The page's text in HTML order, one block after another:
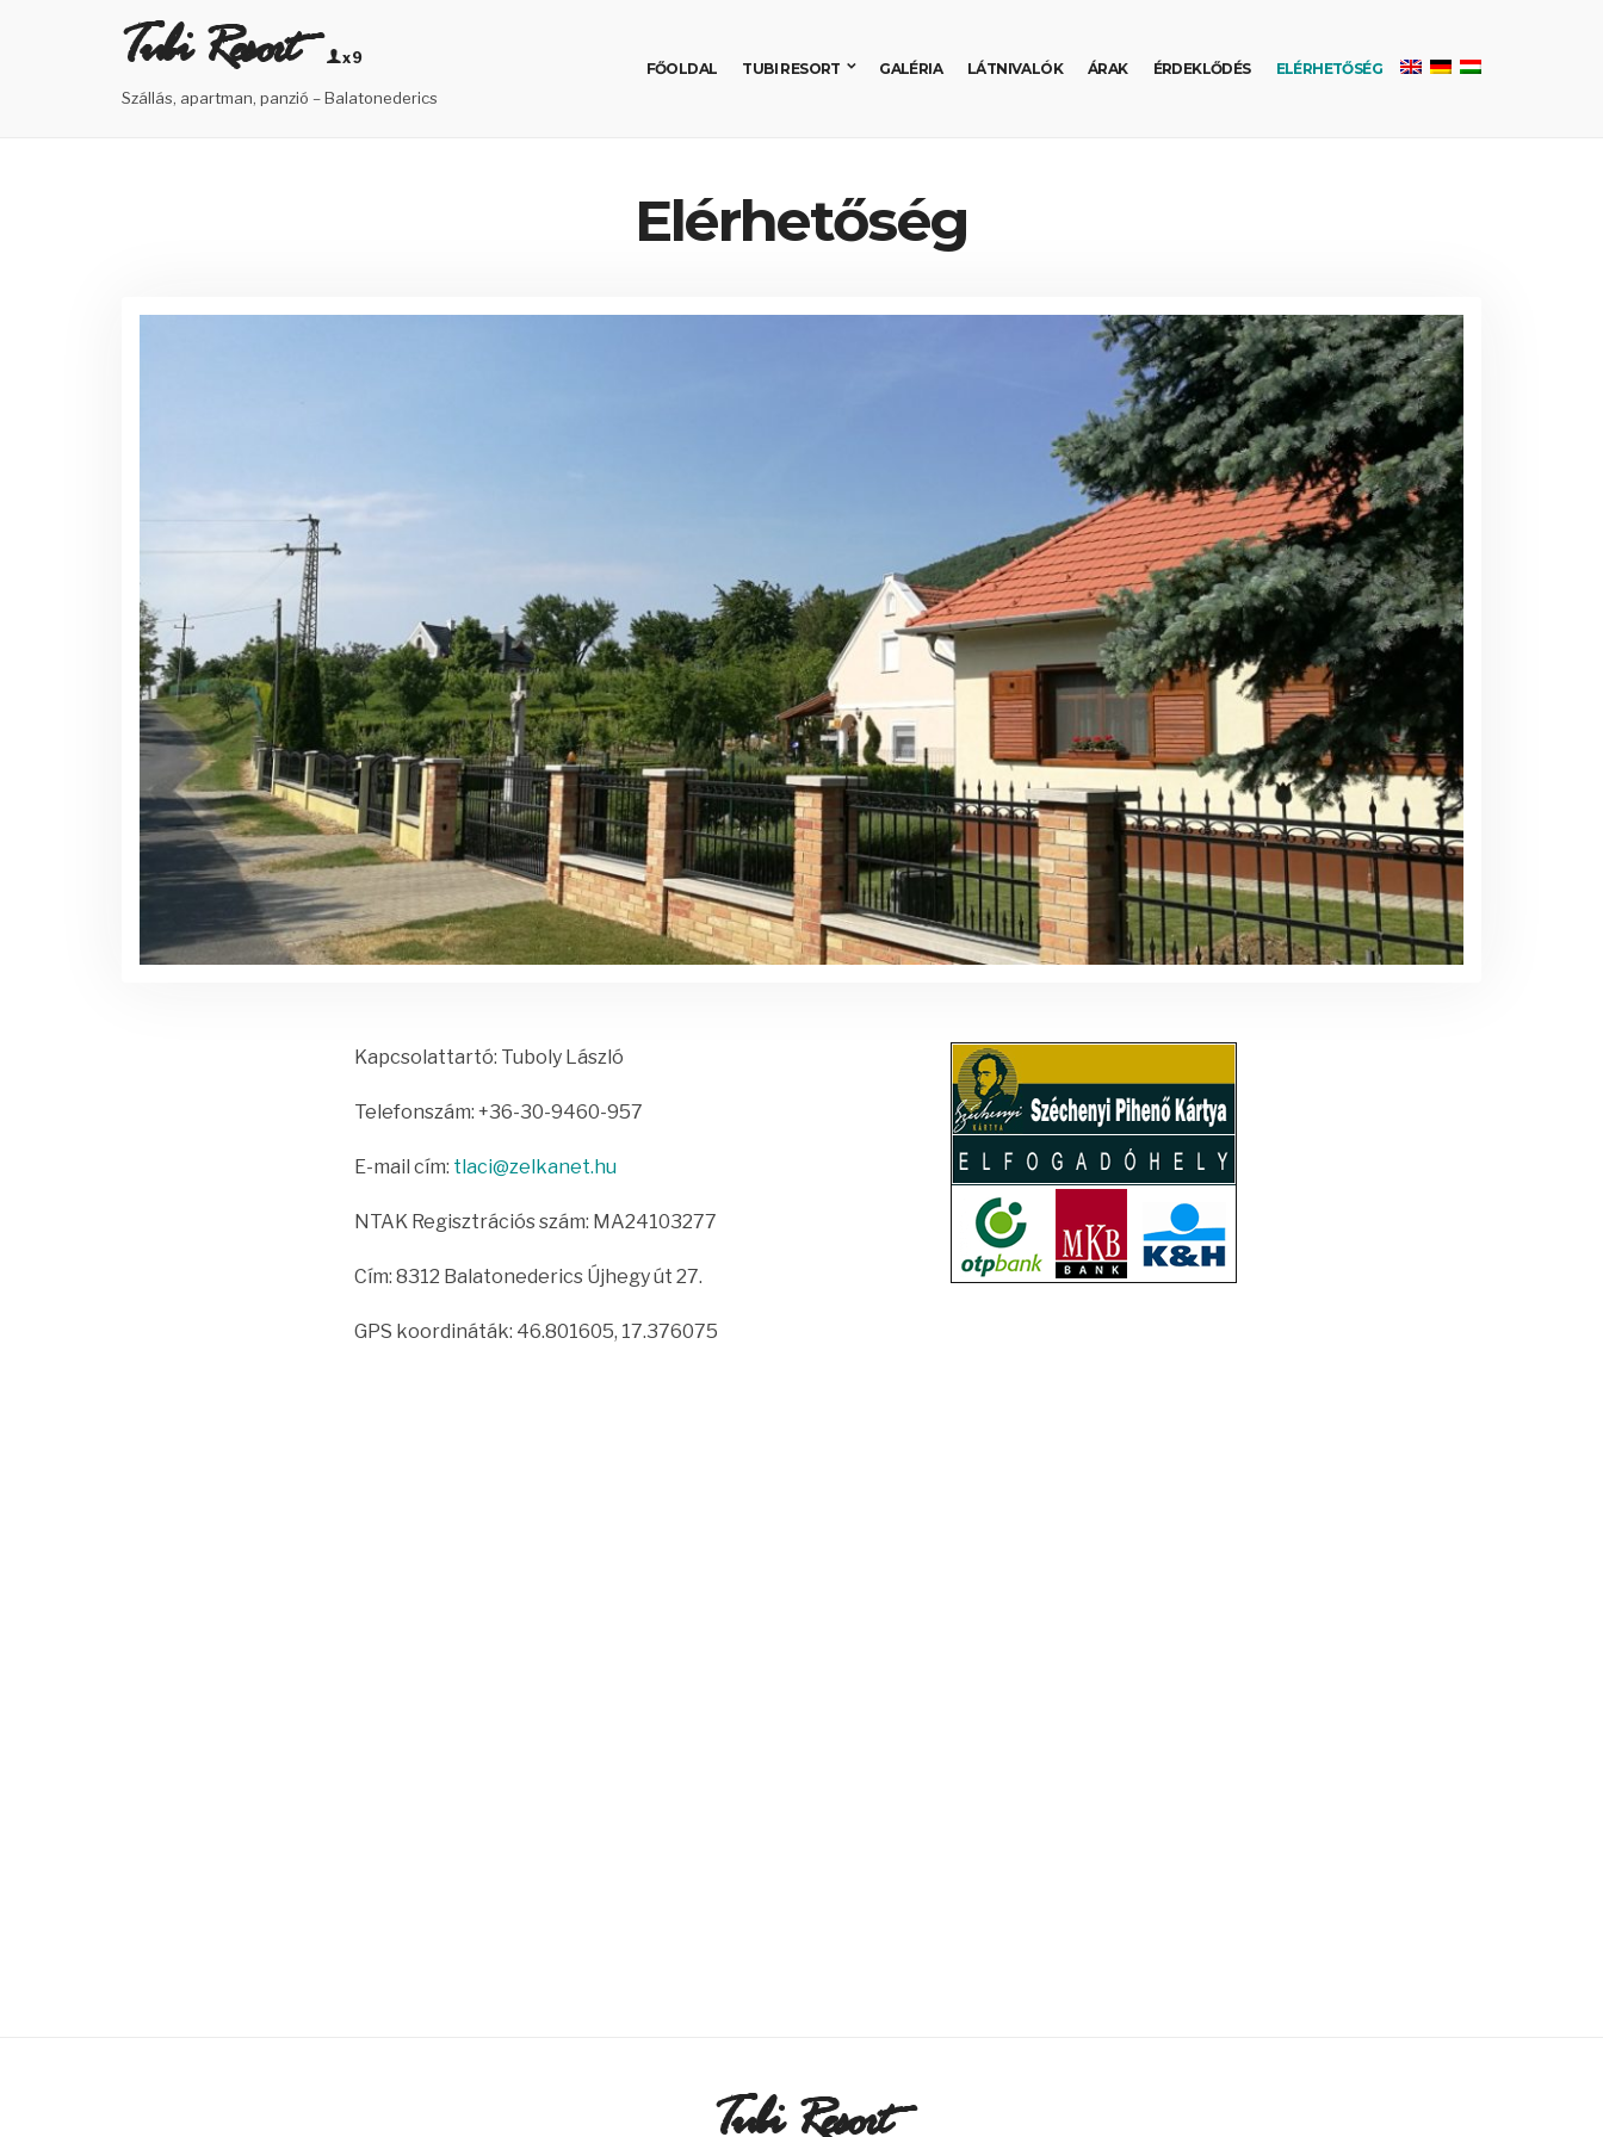
Tubi Resort x9
Szállás, apartman, panzió – Balatonederics
FŐOLDAL TUBI RESORT GALÉRIA LÁTNIVALÓK ÁRAK ÉRDEKLŐDÉS ELÉRHETŐSÉG
Elérhetőség
Kapcsolattartó: Tuboly László
Telefonszám: +36-30-9460-957
E-mail cím: tlaci@zelkanet.hu
NTAK Regisztrációs szám: MA24103277
Cím: 8312 Balatonederics Újhegy út 27.
GPS koordináták: 46.801605, 17.376075